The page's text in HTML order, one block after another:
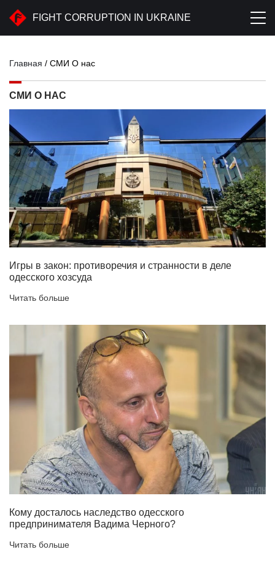
FIGHT CORRUPTION IN UKRAINE
Главная / СМИ О нас
СМИ О НАС
Игры в закон: противоречия и странности в деле
одесского хозсуда
Читать больше
Кому досталось наследство одесского
предпринимателя Вадима Черного?
Читать больше